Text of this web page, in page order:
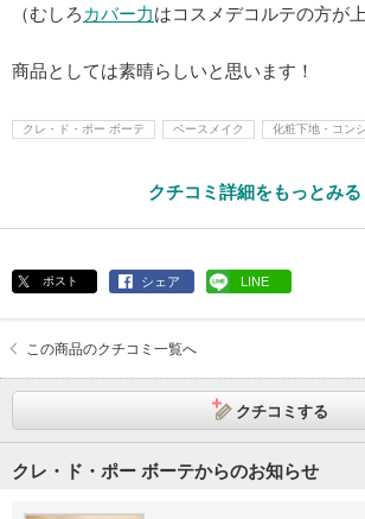
（むしろ カバー力はコスメデコルテの方が上
商品としては素晴らしいと思います！
クレ・ド・ポー ボーテ ベースメイク 化粧下地・コン
クチコミ詳細をもっとみる
ポスト シェア LINE
この商品のクチコミ一覧へ
クチコミする
クレ・ド・ポー ボーテからのお知らせ